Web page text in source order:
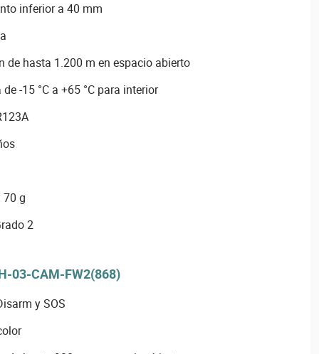
inferior a 40 mm
de hasta 1.200 m en espacio abierto
-15 °C a +65 °C para interior
70 g
2
03-CAM-FW2(868)
y SOS